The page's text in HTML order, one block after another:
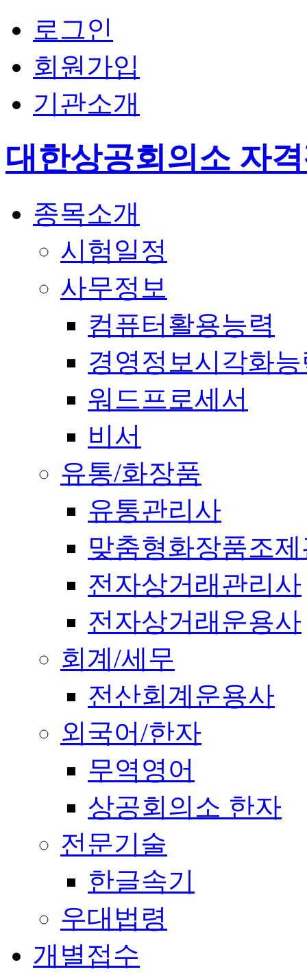
로그인
회원가입
기관소개
대한상공회의소 자
종목소개
시험일정
사무정보
컴퓨터활용능력
경영정보시각화
워드프로세서
비서
유통/화장품
유통관리사
맞춤형화장품조
전자상거래관리사
전자상거래운용사
회계/세무
전산회계운용사
외국어/한자
무역영어
상공회의소 한자
전문기술
한글속기
우대법령
개별접수